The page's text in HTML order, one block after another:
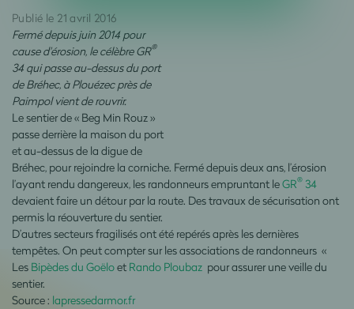
Publié le 21 avril 2016
Fermé depuis juin 2014 pour
cause d'érosion, le célèbre GR®
34 qui passe au-dessus du port
de Bréhec, à Plouézec près de
Paimpol vient de rouvrir.
Le sentier de « Beg Min Rouz »
passe derrière la maison du port
et au-dessus de la digue de
Bréhec, pour rejoindre la corniche. Fermé depuis deux ans, l’érosion
l’ayant rendu dangereux, les randonneurs empruntant leGR® 34
devaient faire un détour par la route. Des travaux de sécurisation ont
permis la réouverture du sentier.
D’autres secteurs fragilisés ont été repérés après les dernières
tempêtes. On peut compter sur les associations de randonneurs «
Les Bipèdes du Goëloet Rando Ploubaz pour assurer une veille du
sentier.
Source : lapressedarmor.fr